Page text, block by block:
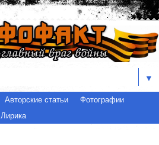
▼
Авторские статьи
Фотографии
Лирика